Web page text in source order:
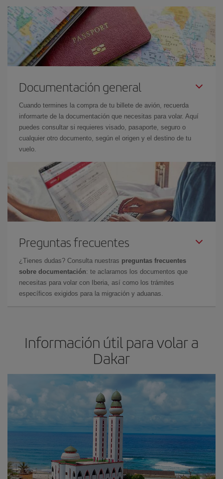
Documentación general
Cuando termines la compra de tu billete de avión, recuerda
informarte de la documentación que necesitas para volar. Aquí
puedes consultar si requieres visado, pasaporte, seguro o
cualquier otro documento, según el origen y el destino de tu
vuelo.
Preguntas frecuentes
¿Tienes dudas? Consulta nuestras preguntas frecuentes
sobre documentación: te aclaramos los documentos que
necesitas para volar con Iberia, así como los trámites
específicos exigidos para la migración y aduanas.
Información útil para volar a
Dakar